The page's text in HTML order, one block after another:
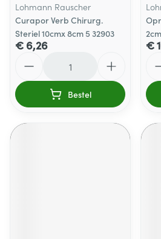
Lohmann Rauscher
Curapor Verb Chirurg.
Steriel 10cmx 8cm 5 32903
€ 6,26
Bestel
€